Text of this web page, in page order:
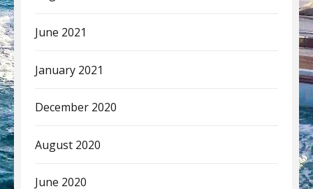
June 2021
January 2021
December 2020
August 2020
June 2020